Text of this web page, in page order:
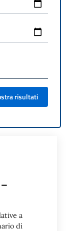
risultati
a
di